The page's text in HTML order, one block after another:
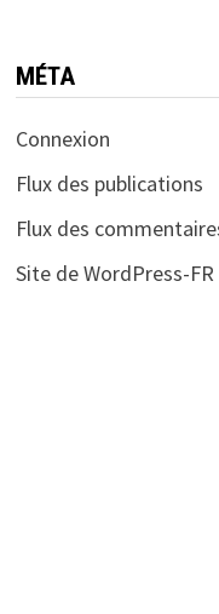
MÉTA
Connexion
Flux des publications
Flux des
Site de WordPress-FR